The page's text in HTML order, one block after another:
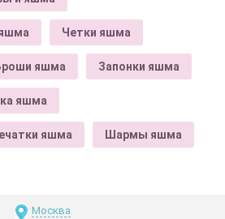
Четки яшма
яшма Запонки яшма
яшма
яшма Шармы яшма
Москва